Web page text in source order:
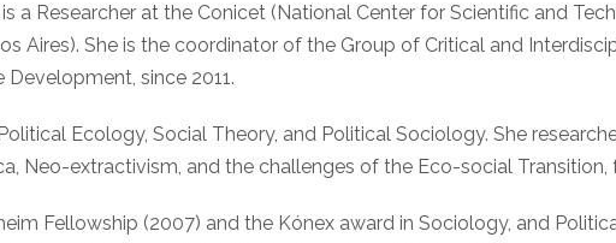
a Researcher at the Conicet (National Center for Scientific and
Aires). She is the coordinator of the Group of Critical and
since 2011.
Ecology, Social Theory, and Political Sociology. She
Neo-extractivism, and the challenges of the Eco-social Transition,
Fellowship (2007) and the Kónex award in Sociology, and